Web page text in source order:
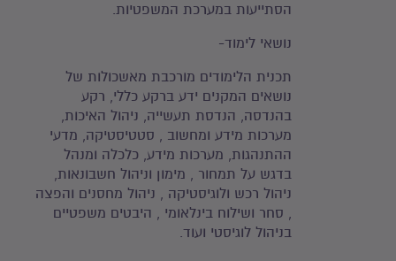
הסתייעות במערכת המשפטיות.
נושאי לימוד-
תכנית הלימודים מורכבת מאשכולות של
נושאים המקנים ידע ברקע כללי, רקע
בהנדסה, הנדסת תעשייה, ניהול האיכות,
מערכות מידע ומחשוב , סטטיסטיקה, מדעי
ההתנהגות, מערכות מידע, כלכלה ומנהל
בדגש על תמחור , מימון וניהול חשבונאות,
ניהול רכש ולוגיסטיקה , ניהול מחסנים והפצה
, סחר ושילוח בינלאומי , היבטים משפטיים
בניהול לוגיסטי ועוד.